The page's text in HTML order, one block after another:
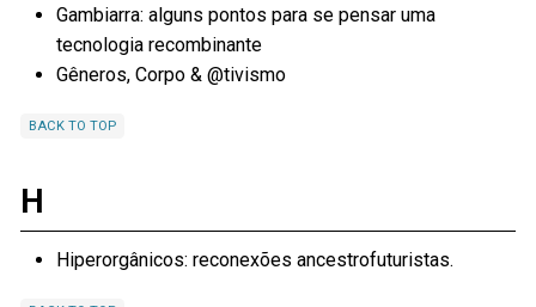
Gambiarra: alguns pontos para se pensar uma
tecnologia recombinante
Gêneros, Corpo & @tivismo
BACK TO TOP
H
Hiperorgânicos: reconexões ancestrofuturistas.